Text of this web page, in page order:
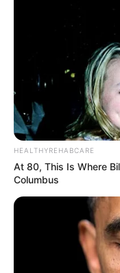
Serem! 9 Chat
Pelanggan Ini
Merinding
HEALTHYREHABCARE
At 80, This Is Where
Columbus